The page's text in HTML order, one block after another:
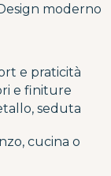
moderno
e praticità
e finiture
seduta
cucina o